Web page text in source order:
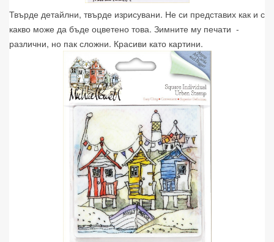
Твърде детайлни, твърде изрисувани. Не си представих как и с
какво може да бъде оцветено това. Зимните му печати -
различни, но пак сложни. Красиви като картини.